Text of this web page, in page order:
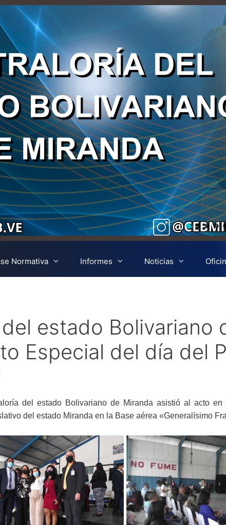
Normativa Informes Noticias
estado Bolivariano
Especial del día del
del estado Bolivariano de Miranda asistió al acto
del estado Miranda en la Base aérea «Generalísimo